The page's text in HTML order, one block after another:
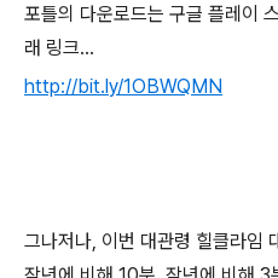
포틀의 다운로드는 구글 플레이
래 링크...
http://bit.ly/1OBWQMN
그나저나, 이번 대관령 힐클라임